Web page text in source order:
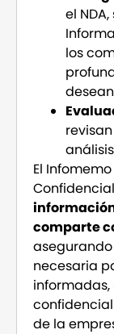
el
los
El
Confidencial
comparte
necesaria
de la